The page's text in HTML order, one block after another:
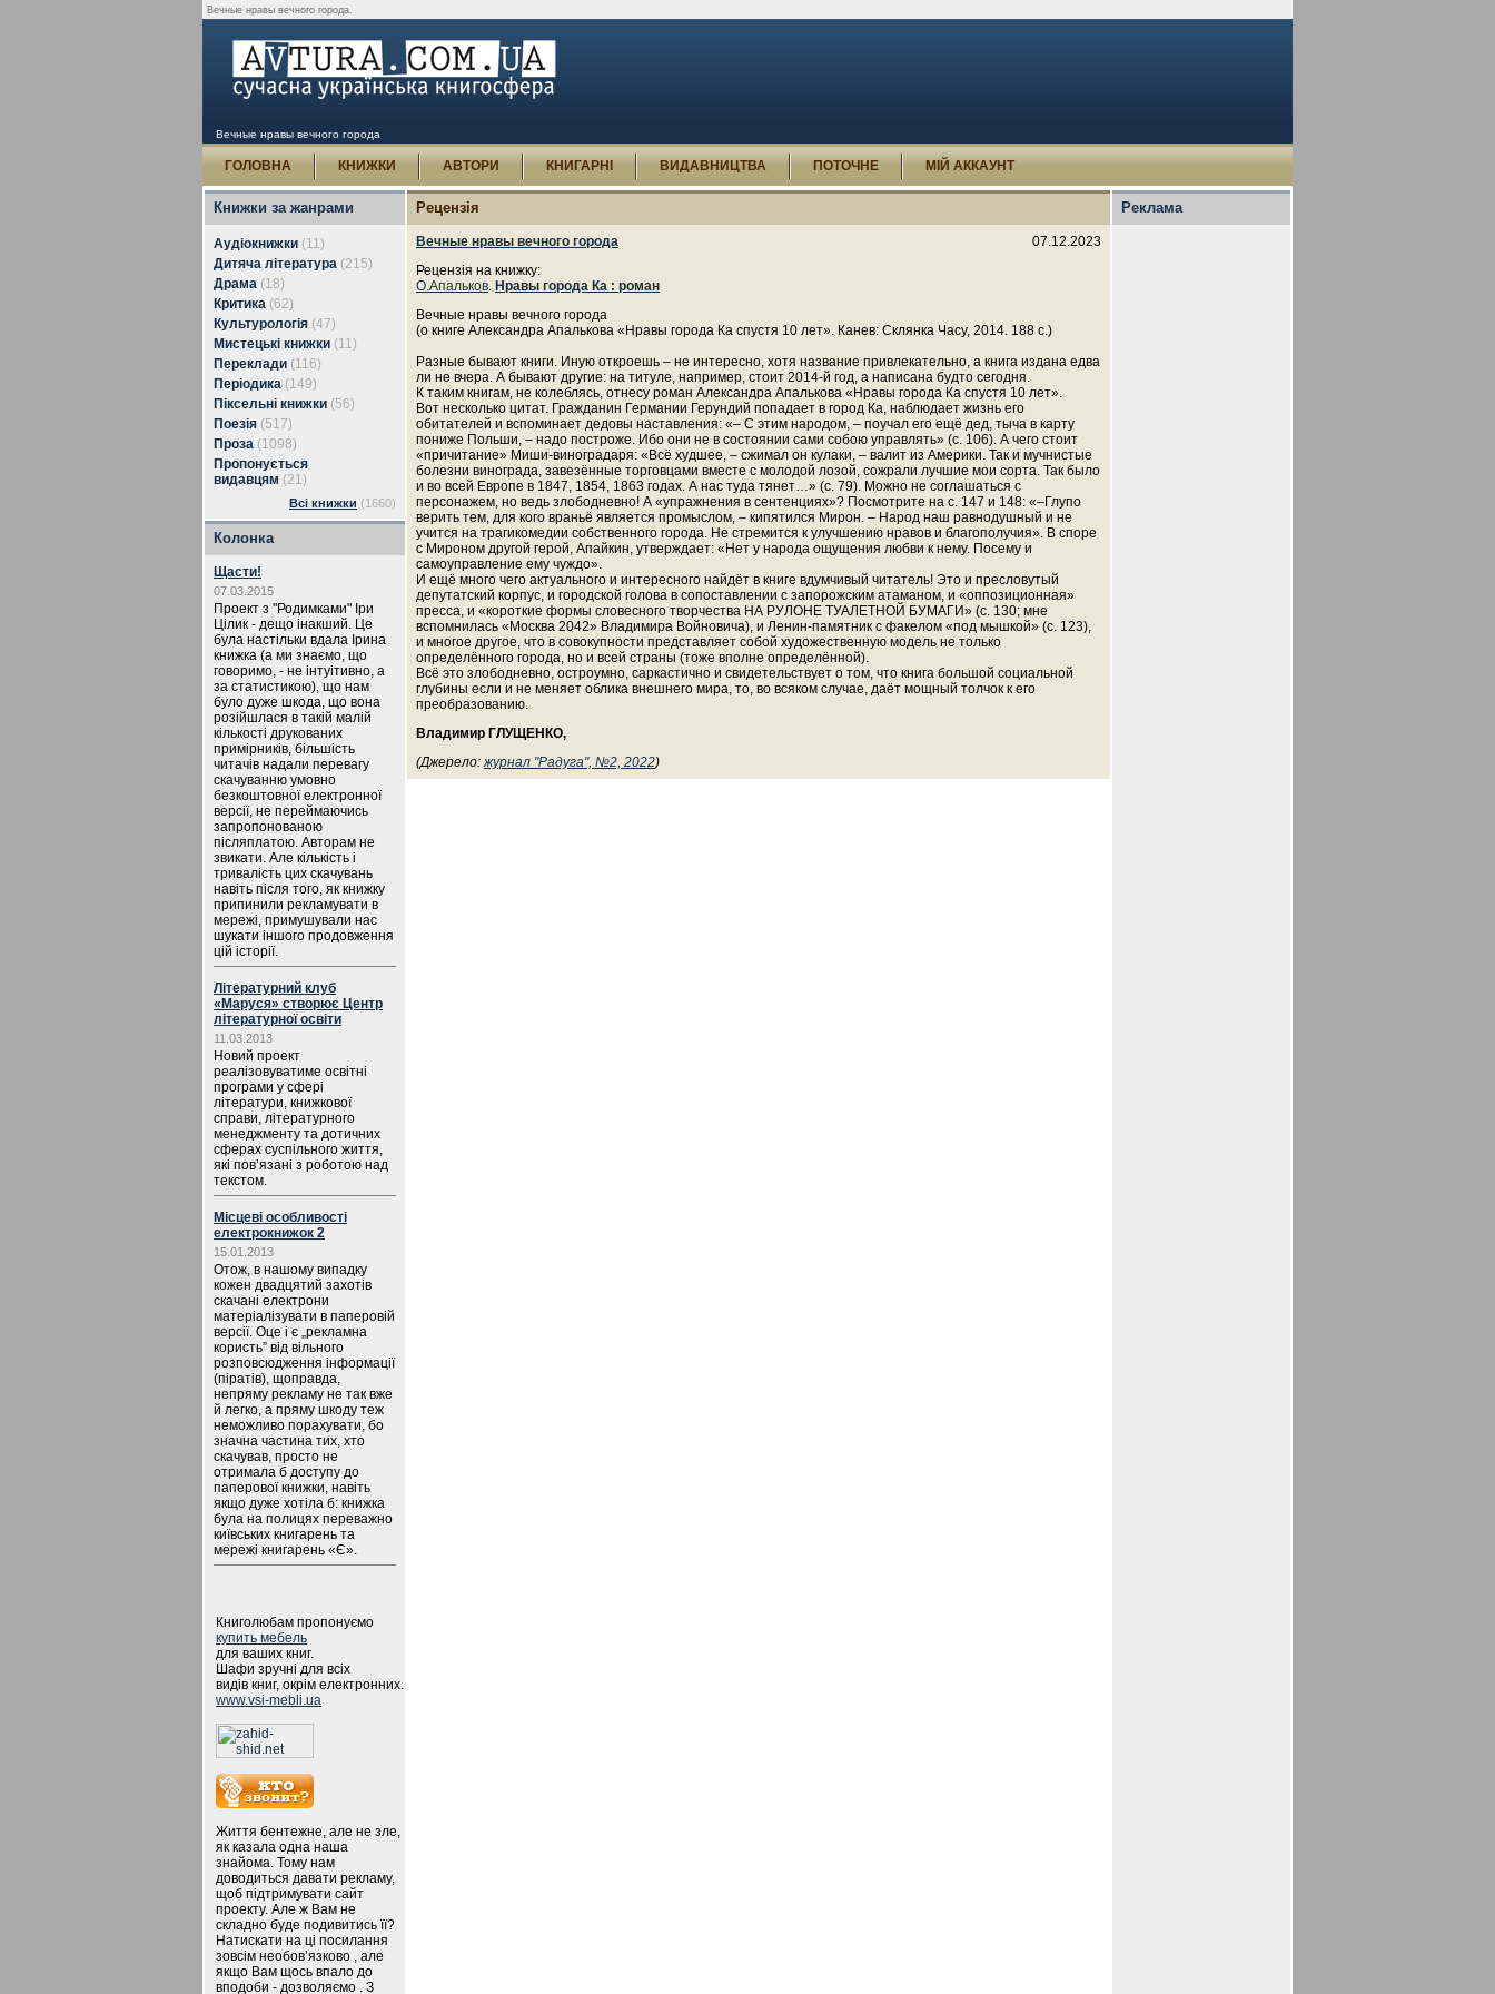
Вечные нравы вечного города.
Вечные нравы вечного города
ГОЛОВНА КНИЖКИ АВТОРИ КНИГАРНІ ВИДАВНИЦТВА ПОТОЧНЕ МІЙ АККАУНТ
Книжки за жанрами
Аудіокнижки (11)
Дитяча література (215)
Драма (18)
Критика (62)
Культурологія (47)
Мистецькі книжки (11)
Переклади (116)
Періодика (149)
Піксельні книжки (56)
Поезія (517)
Проза (1098)
Пропонується
видавцям (21)
Всі книжки (1660)
Колонка
Щасти!
07.03.2015
Проект з "Родимками" Іри
Цілик - дещо інакший. Це
була настільки вдала Ірина
книжка (а ми знаємо, що
говоримо, - не інтуітивно, а
за статистикою), що нам
було дуже шкода, що вона
розійшлася в такій малій
кількості друкованих
примірників, більшість
читачів надали перевагу
скачуванню умовно
безкоштовної електронної
версії, не переймаючись
запропонованою
післяплатою. Авторам не
звикати. Але кількість і
тривалість цих скачувань
навіть після того, як книжку
припинили рекламувати в
мережі, примушували нас
шукати іншого продовження
цій історії.
Літературний клуб
«Маруся» створює Центр
літературної освіти
11.03.2013
Новий проект
реалізовуватиме освітні
програми у сфері
літератури, книжкової
справи, літературного
менеджменту та дотичних
сферах суспільного життя,
які пов’язані з роботою над
текстом.
Місцеві особливості
електрокнижок 2
15.01.2013
Отож, в нашому випадку
кожен двадцятий захотів
скачані електрони
матеріалізувати в паперовій
версії. Оце і є „рекламна
користь” від вільного
розповсюдження інформації
(піратів), щоправда,
непряму рекламу не так вже
й легко, а пряму шкоду теж
неможливо порахувати, бо
значна частина тих, хто
скачував, просто не
отримала б доступу до
паперової книжки, навіть
якщо дуже хотіла б: книжка
була на полицях переважно
київських книгарень та
мережі книгарень «Є».
Книголюбам пропонуємо
купить мебель
для ваших книг.
Шафи зручні для всіх
видів книг, окрім електронних.
www.vsi-mebli.ua
Життя бентежне, але не зле,
як казала одна наша
знайома. Тому нам
доводиться давати рекламу,
щоб підтримувати сайт
проекту. Але ж Вам не
складно буде подивитись її?
Натискати на ці посилання
зовсім необов’язково , але
якщо Вам щось впало до
вподоби - дозволяємо . З
Рецензія
07.12.2023
Вечные нравы вечного города
Рецензія на книжку:
О.Апальков. Нравы города Ка : роман
Вечные нравы вечного города
(о книге Александра Апалькова «Нравы города Ка спустя 10 лет». Канев: Склянка Часу, 2014. 188 с.)
Разные бывают книги. Иную откроешь – не интересно, хотя название привлекательно, а книга издана едва
ли не вчера. А бывают другие: на титуле, например, стоит 2014-й год, а написана будто сегодня.
К таким книгам, не колеблясь, отнесу роман Александра Апалькова «Нравы города Ка спустя 10 лет».
Вот несколько цитат. Гражданин Германии Герундий попадает в город Ка, наблюдает жизнь его
обитателей и вспоминает дедовы наставления: «– С этим народом, – поучал его ещё дед, тыча в карту
пониже Польши, – надо построже. Ибо они не в состоянии сами собою управлять» (с. 106). А чего стоит
«причитание» Миши-виноградаря: «Всё худшее, – сжимал он кулаки, – валит из Америки. Так и мучнистые
болезни винограда, завезённые торговцами вместе с молодой лозой, сожрали лучшие мои сорта. Так было
и во всей Европе в 1847, 1854, 1863 годах. А нас туда тянет…» (с. 79). Можно не соглашаться с
персонажем, но ведь злободневно! А «упражнения в сентенциях»? Посмотрите на с. 147 и 148: «–Глупо
верить тем, для кого враньё является промыслом, – кипятился Мирон. – Народ наш равнодушный и не
учится на трагикомедии собственного города. Не стремится к улучшению нравов и благополучия». В споре
с Мироном другой герой, Апайкин, утверждает: «Нет у народа ощущения любви к нему. Посему и
самоуправление ему чуждо».
И ещё много чего актуального и интересного найдёт в книге вдумчивый читатель! Это и пресловутый
депутатский корпус, и городской голова в сопоставлении с запорожским атаманом, и «оппозиционная»
пресса, и «короткие формы словесного творчества НА РУЛОНЕ ТУАЛЕТНОЙ БУМАГИ» (с. 130; мне
вспомнилась «Москва 2042» Владимира Войновича), и Ленин-памятник с факелом «под мышкой» (с. 123),
и многое другое, что в совокупности представляет собой художественную модель не только
определённого города, но и всей страны (тоже вполне определённой).
Всё это злободневно, остроумно, саркастично и свидетельствует о том, что книга большой социальной
глубины если и не меняет облика внешнего мира, то, во всяком случае, даёт мощный толчок к его
преобразованию.
Владимир ГЛУЩЕНКО,
(Джерело:журнал "Радуга", №2, 2022)
Реклама